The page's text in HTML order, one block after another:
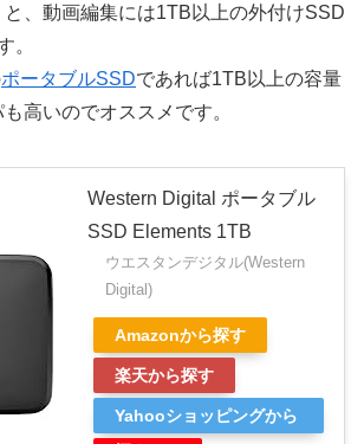
、動画編集には1TB以上の外付けSSD
。
ポータブルSSDであれば1TB以上の容量
高いのでオススメです。
Western Digital ポータブル
SSD Elements 1TB
ウエスタンデジタル(Western
Digital)
Amazonから探す
楽天から探す
Yahooショッピングから